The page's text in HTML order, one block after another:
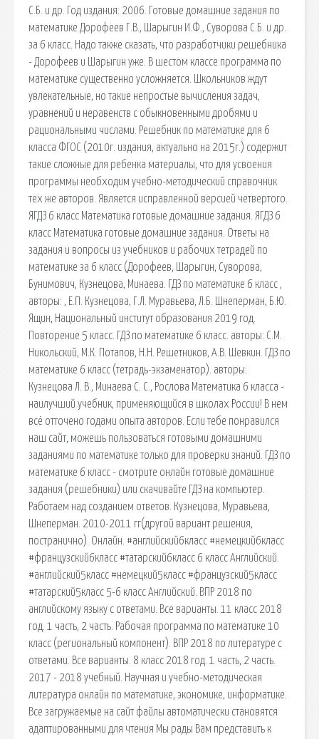
С.Б. и др. Год издания: 2006. Готовые домашние задания по
математике Дорофеев Г.В., Шарыгин И.Ф., Суворова С.Б. и др.
за 6 класс. Надо также сказать, что разработчики решебника
- Дорофеев и Шарыгин уже. В шестом классе программа по
математике существенно усложняется. Школьников ждут
увлекательные, но такие непростые вычисления задач,
уравнений и неравенств с обыкновенными дробями и
рациональными числами. Решебник по математике для 6
класса ФГОС (2010г. издания, актуально на 2015г.) содержит
такие сложные для ребенка материалы, что для усвоения
программы необходим учебно-методический справочник
тех же авторов. Является исправленной версией четвертого.
ЯГДЗ 6 класс Математика готовые домашние задания. ЯГДЗ 6
класс Математика готовые домашние задания. Ответы на
задания и вопросы из учебников и рабочих тетрадей по
математике за 6 класс (Дорофеев, Шарыгин, Суворова,
Бунимович, Кузнецова, Минаева. ГДЗ по математике 6 класс ,
авторы: , Е.П. Кузнецова, Г.Л. Муравьева, Л.Б. Шнеперман, Б.Ю.
Ящин, Национальный институт образования 2019 год.
Повторение 5 класс. ГДЗ по математике 6 класс. авторы: С.М.
Никольский, М.К. Потапов, Н.Н. Решетников, А.В. Шевкин. ГДЗ по
математике 6 класс (тетрадь-экзаменатор). авторы:
Кузнецова Л. В., Минаева С. С., Рослова Математика 6 класса -
наилучший учебник, применяющийся в школах России! В нем
всё отточено годами опыта авторов. Если тебе понравился
наш сайт, можешь пользоваться готовыми домашними
заданиями по математике только для проверки знаний. ГДЗ по
математике 6 класс - смотрите онлайн готовые домашние
задания (решебники) или скачивайте ГДЗ на компьютер.
Работаем над созданием ответов. Кузнецова, Муравьева,
Шнеперман. 2010-2011 гг(другой вариант решения,
постранично). Онлайн. #английский6класс #немецкий6класс
#французский6класс #татарский6класс 6 класс Английский.
#английский5класс #немецкий5класс #французский5класс
#татарский5класс 5-6 класс Английский. ВПР 2018 по
английскому языку с ответами. Все варианты. 11 класс 2018
год. 1 часть, 2 часть. Рабочая программа по математике 10
класс (региональный компонент). ВПР 2018 по литературе с
ответами. Все варианты. 8 класс 2018 год. 1 часть, 2 часть.
2017 - 2018 учебный. Научная и учебно-методическая
литература онлайн по математике, экономике, информатике.
Все загружаемые на сайт файлы автоматически становятся
адаптированными для чтения Мы рады Вам представить к